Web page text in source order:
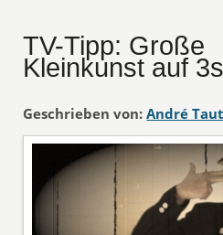
TV-Tipp: Große
Kleinkunst auf
Geschrieben von: André